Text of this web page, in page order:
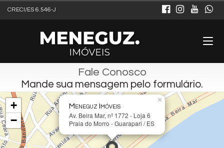
CRECI/ES 6.546-J
Fale Conosco
Mande sua mensagem pelo formulário.
Meneguz Imóveis
Av. Beira Mar, nº 1772 - Loja 6
Praia do Morro - Guarapari / ES
×
+
−